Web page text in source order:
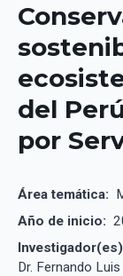
del
por
Área temática:
Año de inicio:
Dr. Fernando